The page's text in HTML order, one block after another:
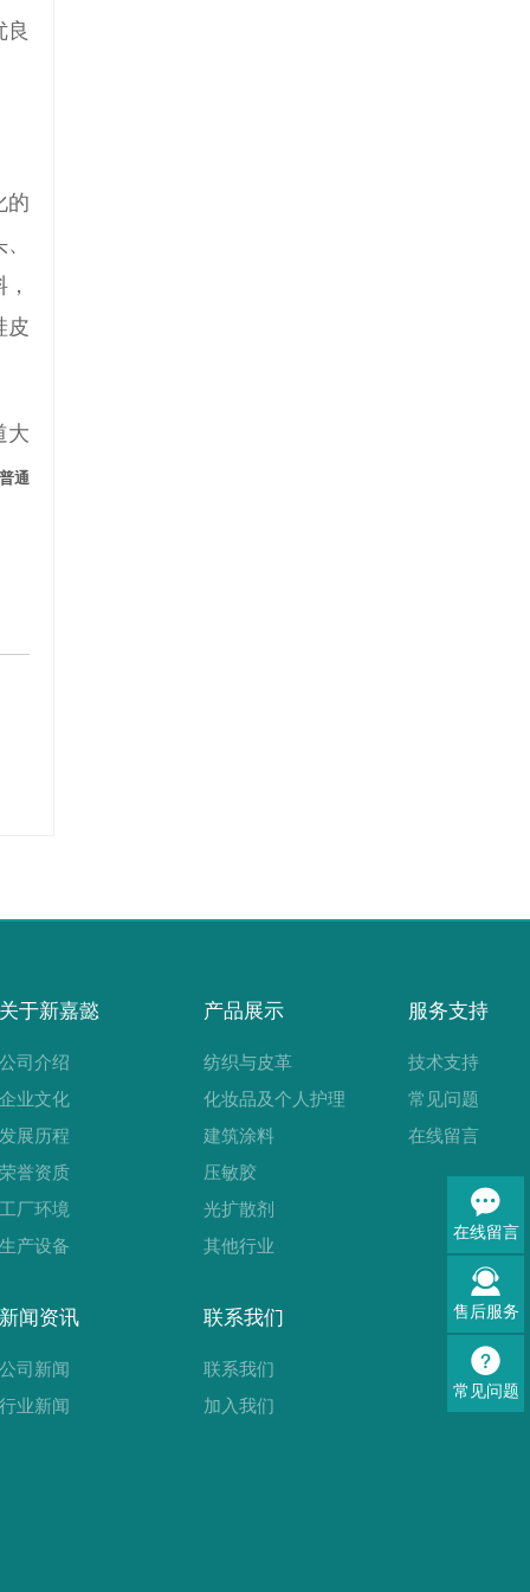
良
的
皮
大
通
在线留言
售后服务
常见问题
关于新嘉懿
公司介绍
企业文化
发展历程
荣誉资质
工厂环境
生产设备
产品展示
纺织与皮革
化妆品及个人护理
建筑涂料
压敏胶
光扩散剂
其他行业
服务支持
技术支持
常见问题
在线留言
新闻资讯
公司新闻
行业新闻
联系我们
联系我们
加入我们